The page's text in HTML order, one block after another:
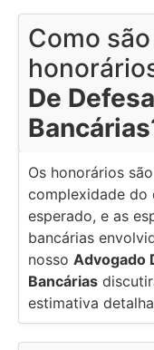
Como
De
Bancárias
Os honorários
complexidade do
esperado, e as
bancárias
nosso Advogado
Bancárias
estimativa